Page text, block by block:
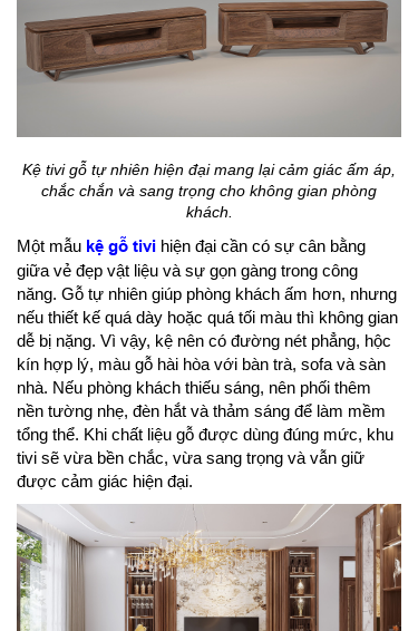
Kệ tivi gỗ tự nhiên hiện đại mang lại cảm giác ấm áp,
chắc chắn và sang trọng cho không gian phòng
khách.
Một mẫu kệ gỗ tivi hiện đại cần có sự cân bằng
giữa vẻ đẹp vật liệu và sự gọn gàng trong công
năng. Gỗ tự nhiên giúp phòng khách ấm hơn, nhưng
nếu thiết kế quá dày hoặc quá tối màu thì không gian
dễ bị nặng. Vì vậy, kệ nên có đường nét phẳng, hộc
kín hợp lý, màu gỗ hài hòa với bàn trà, sofa và sàn
nhà. Nếu phòng khách thiếu sáng, nên phối thêm
nền tường nhẹ, đèn hắt và thảm sáng để làm mềm
tổng thể. Khi chất liệu gỗ được dùng đúng mức, khu
tivi sẽ vừa bền chắc, vừa sang trọng và vẫn giữ
được cảm giác hiện đại.